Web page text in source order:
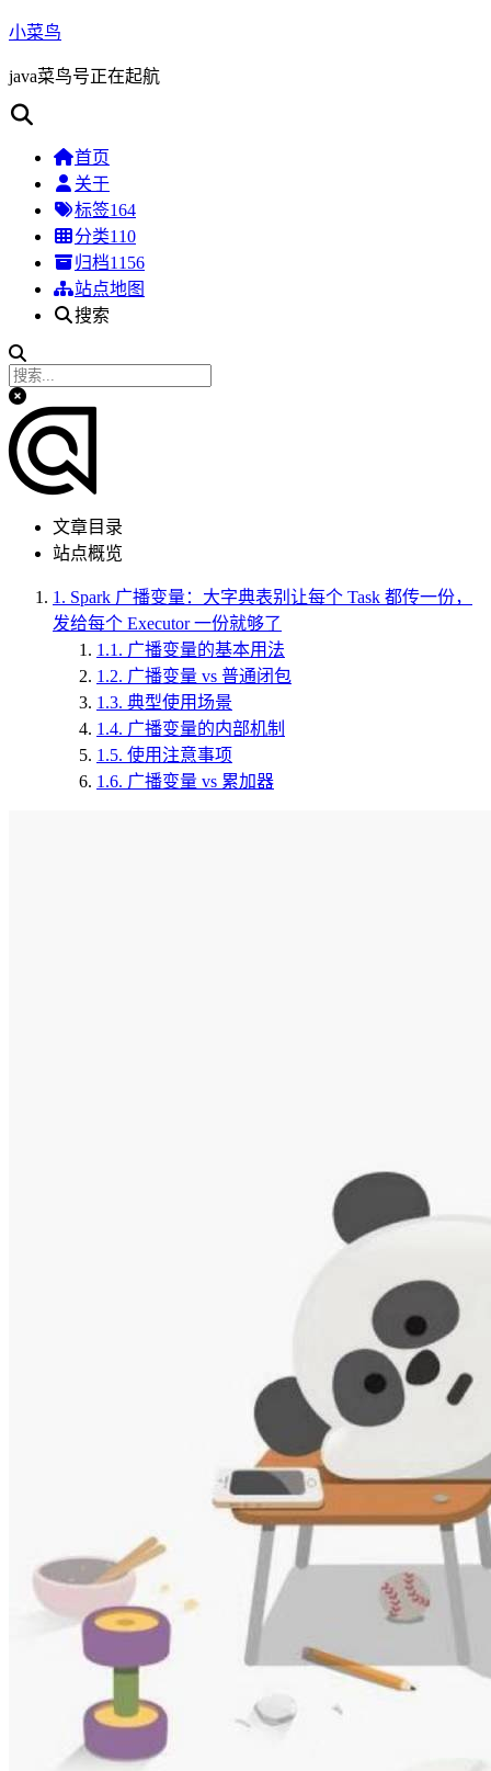
小菜鸟
java菜鸟号正在起航
首页
关于
标签164
分类110
归档1156
站点地图
搜索
文章目录
站点概览
1. Spark 广播变量：大字典表别让每个 Task 都传一份，
发给每个 Executor 一份就够了
1.1. 广播变量的基本用法
1.2. 广播变量 vs 普通闭包
1.3. 典型使用场景
1.4. 广播变量的内部机制
1.5. 使用注意事项
1.6. 广播变量 vs 累加器